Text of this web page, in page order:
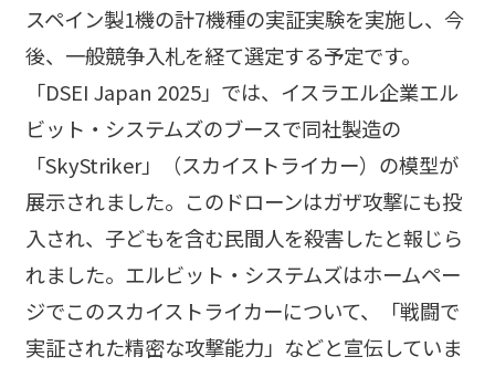
スペイン製1機の計7機種の実証実験を実施し、今
後、一般競争入札を経て選定する予定です。
「DSEI Japan 2025」では、イスラエル企業エル
ビット・システムズのブースで同社製造の
「SkyStriker」（スカイストライカー）の模型が
展示されました。このドローンはガザ攻撃にも投
入され、子どもを含む民間人を殺害したと報じら
れました。エルビット・システムズはホームペー
ジでこのスカイストライカーについて、「戦闘で
実証された精密な攻撃能力」などと宣伝していま